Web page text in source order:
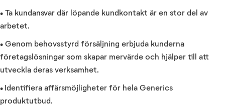
• Ta kundansvar där löpande kundkontakt är en stor del av
arbetet.
• Genom behovsstyrd försäljning erbjuda kunderna
företagslösningar som skapar mervärde och hjälper till att
utveckla deras verksamhet.
• Identifiera affärsmöjligheter för hela Generics
produktutbud.